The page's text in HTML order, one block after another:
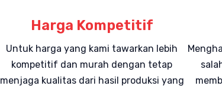
Harga Kompetitif
Untuk harga yang kami tawarkan lebih
kompetitif dan murah dengan tetap
menjaga kualitas dari hasil produksi yang